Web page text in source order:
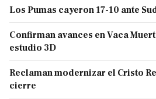
Los Pumas cayeron 17-10 ante
Confirman avances en Vaca
estudio 3D
Reclaman modernizar el Cristo
cierre